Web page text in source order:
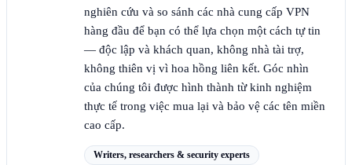
nghiên cứu và so sánh các nhà cung cấp VPN
hàng đầu để bạn có thể lựa chọn một cách tự tin
— độc lập và khách quan, không nhà tài trợ,
không thiên vị vì hoa hồng liên kết. Góc nhìn
của chúng tôi được hình thành từ kinh nghiệm
thực tế trong việc mua lại và bảo vệ các tên miền
cao cấp.
Writers, researchers & security experts